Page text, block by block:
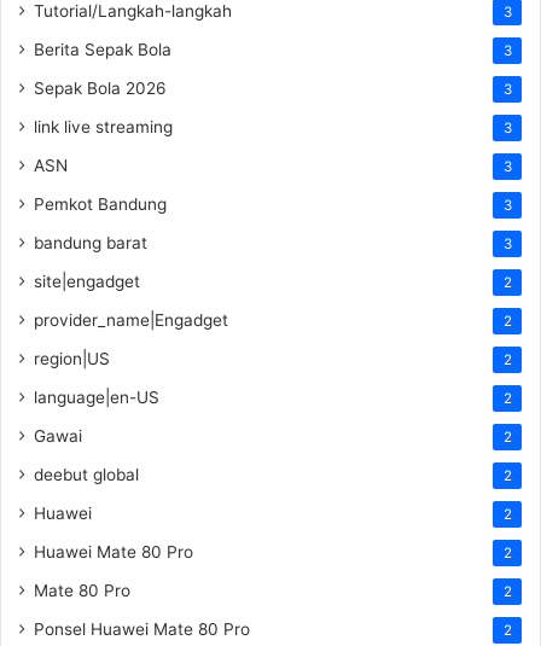
Tutorial/Langkah-langkah 3
Berita Sepak Bola 3
Sepak Bola 2026 3
link live streaming 3
ASN 3
Pemkot Bandung 3
bandung barat 3
site|engadget 2
provider_name|Engadget 2
region|US 2
language|en-US 2
Gawai 2
deebut global 2
Huawei 2
Huawei Mate 80 Pro 2
Mate 80 Pro 2
Ponsel Huawei Mate 80 Pro 2